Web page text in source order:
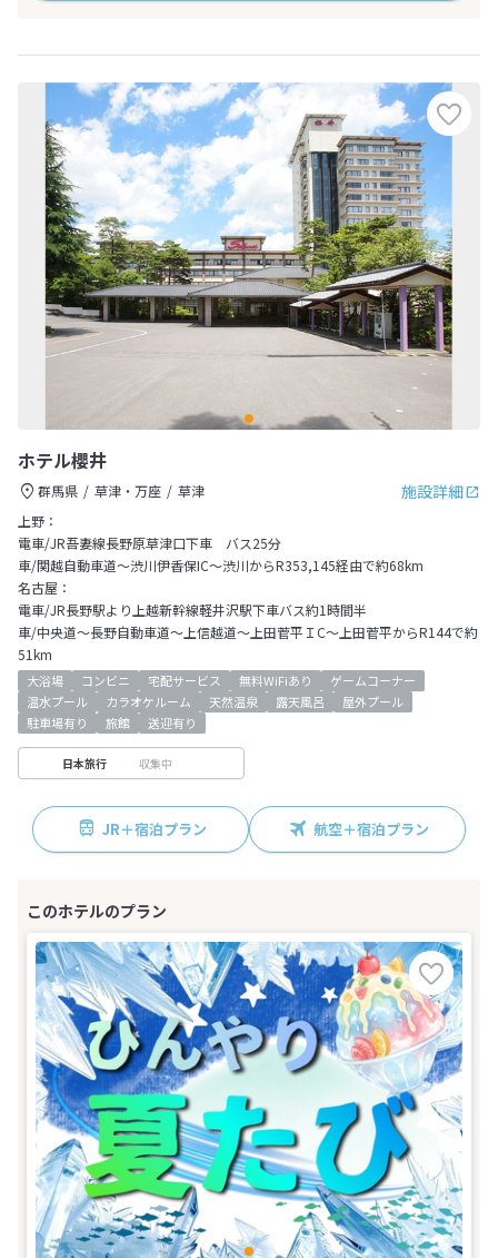
ホテル櫻井
施設詳細
群馬県 草津・万座
草津
上野：
電車/JR吾妻線長野原草津口下車 バス25分
車/関越自動車道～渋川伊香保IC～渋川からR353,145経由で約68km
名古屋：
電車/JR長野駅より上越新幹線軽井沢駅下車バス約1時間半
車/中央道～長野自動車道～上信越道～上田菅平ＩC～上田菅平からR144で約
51km
大浴場 コンビニ 宅配サービス 無料WiFiあり
ゲームコーナー
温水プール
カラオケルーム 天然温泉 露天風呂
屋外プール
駐車場有り
旅館 送迎有り
日本旅行 収集中
JR＋宿泊プラン 航空＋宿泊プラン